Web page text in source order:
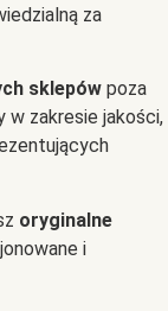
za
sklepów poza
w zakresie jakości,
oryginalne
i